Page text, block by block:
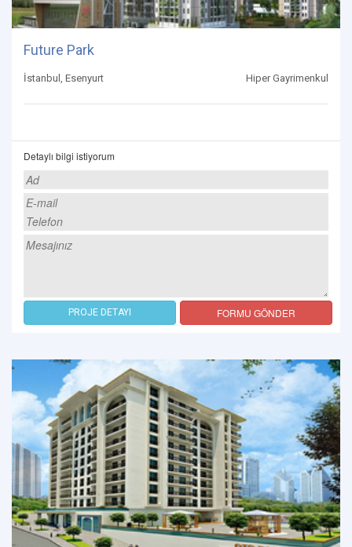
Future Park
İstanbul, Esenyurt Hiper Gayrimenkul
Detaylı bilgi istiyorum
PROJE DETAYI FORMU GÖNDER